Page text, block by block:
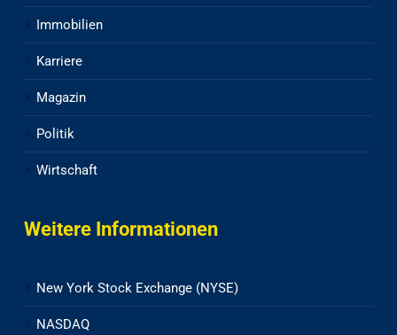
Immobilien
Karriere
Magazin
Politik
Wirtschaft
Weitere Informationen
New York Stock Exchange (NYSE)
NASDAQ